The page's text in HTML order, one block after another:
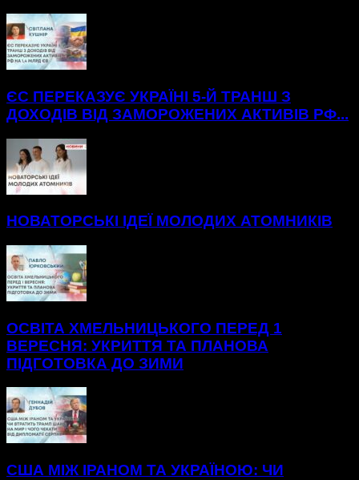
ЄС ПЕРЕКАЗУЄ УКРАЇНІ 5-Й ТРАНШ З
ДОХОДІВ ВІД ЗАМОРОЖЕНИХ АКТИВІВ РФ...
НОВАТОРСЬКІ ІДЕЇ МОЛОДИХ АТОМНИКІВ
ОСВІТА ХМЕЛЬНИЦЬКОГО ПЕРЕД 1
ВЕРЕСНЯ: УКРИТТЯ ТА ПЛАНОВА
ПІДГОТОВКА ДО ЗИМИ
США МІЖ ІРАНОМ ТА УКРАЇНОЮ: ЧИ